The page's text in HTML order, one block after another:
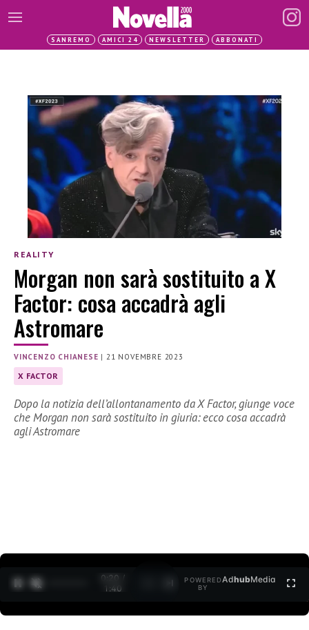
SANREMO AMICI 24 NEWSLETTER ABBONATI
REALITY
Morgan non sarà sostituito a X
Factor: cosa accadrà agli
Astromare
VINCENZO CHIANESE |21 NOVEMBRE 2023
X FACTOR
Dopo la notizia dell’allontanamento da X Factor, giunge voce
che Morgan non sarà sostituito in giuria: ecco cosa accadrà
agli Astromare
0:21 /
1:40
POWERED
BY
AdhubMedia